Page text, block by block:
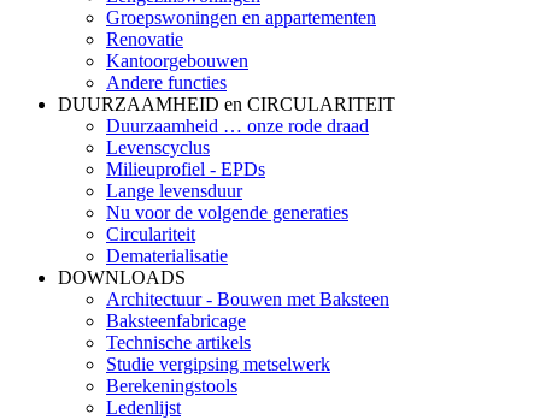
Groepswoningen en appartementen
Renovatie
Kantoorgebouwen
Andere functies
DUURZAAMHEID en CIRCULARITEIT
Duurzaamheid … onze rode draad
Levenscyclus
Milieuprofiel - EPDs
Lange levensduur
Nu voor de volgende generaties
Circulariteit
Dematerialisatie
DOWNLOADS
Architectuur - Bouwen met Baksteen
Baksteenfabricage
Technische artikels
Studie vergipsing metselwerk
Berekeningstools
Ledenlijst